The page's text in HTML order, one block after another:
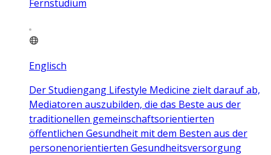
Fernstudium
Englisch
Der Studiengang Lifestyle Medicine zielt darauf ab,
Mediatoren auszubilden, die das Beste aus der
traditionellen gemeinschaftsorientierten
öffentlichen Gesundheit mit dem Besten aus der
personenorientierten Gesundheitsversorgung